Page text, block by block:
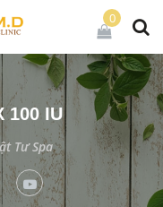
0
100 IU
Tư Spa